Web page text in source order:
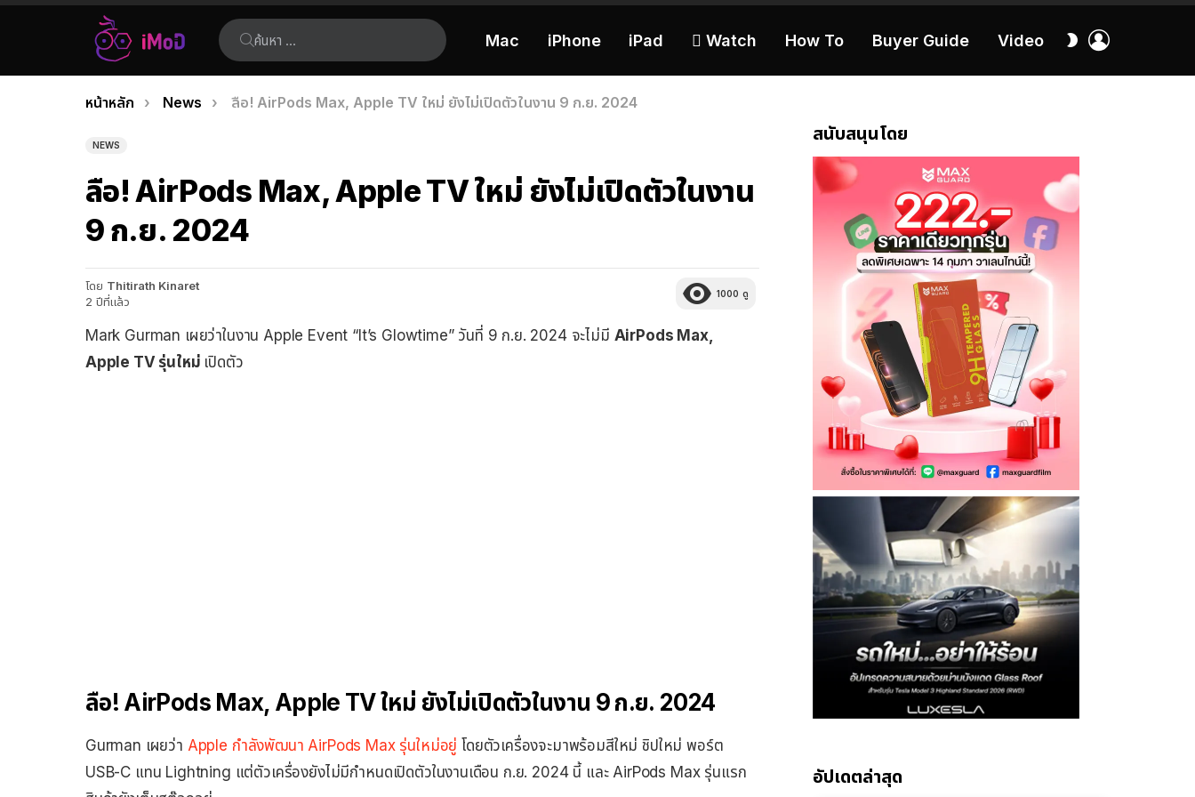
ค้นหา:
Mac iPhone iPad  Watch How To Buyer Guide Video
สลับ
เรื่อง
ล่าสุด
คุณอยู่ที่นี่:
หน้าหลัก News ลือ! AirPods Max, Apple TV ใหม่ ยังไม่เปิดตัวในงาน 9 ก.ย. 2024
NEWS
ลือ! AirPods Max, Apple TV ใหม่ ยังไม่เปิดตัวในงาน
9 ก.ย. 2024
โดย Thitirath Kinaret
2 ปีที่แล้ว
1000 ดู
Mark Gurman เผยว่าในงาน Apple Event “It’s Glowtime” วันที่ 9 ก.ย. 2024 จะไม่มี AirPods Max,
Apple TV รุ่นใหม่ เปิดตัว
ลือ! AirPods Max, Apple TV ใหม่ ยังไม่เปิดตัวในงาน 9 ก.ย. 2024
Gurman เผยว่า Apple กำลังพัฒนา AirPods Max รุ่นใหม่อยู่ โดยตัวเครื่องจะมาพร้อมสีใหม่ ชิปใหม่ พอร์ต
USB-C แทน Lightning แต่ตัวเครื่องยังไม่มีกำหนดเปิดตัวในงานเดือน ก.ย. 2024 นี้ และ AirPods Max รุ่นแรก
สนับสนุนโดย
อัปเดตล่าสุด